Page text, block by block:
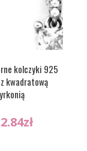
kolczyki 925
kwadratową
zł